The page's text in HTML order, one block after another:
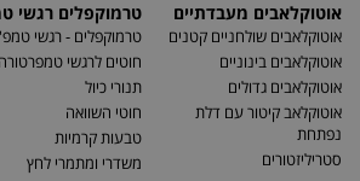
אוטוקלאבים מעבדתיים
אוטוקלאבים שולחניים קטנים
אוטוקלאבים בינוניים
אוטוקלאבים גדולים
אוטוקלאב קיטור עם דלת
נפתחת
סטריליזטורים
טרמוקפלים רגשי
טרמוקפלים - רגשי טמפ'
חוטים לרגשי טמפרטורה
תנורי כיול
חוטי השוואה
טבעות קרמיות
משדרי ומתמרי לחץ